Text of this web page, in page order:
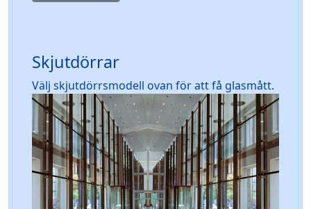
Skjutdörrar
Välj skjutdörrsmodell ovan för att få glasmått.